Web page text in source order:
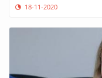
18-11-2020